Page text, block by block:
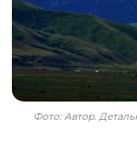
Фото: Автор.